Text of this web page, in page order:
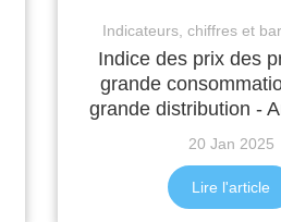
Indicateurs, chiffres et
Indice des prix des
grande
grande distribution -
20 Jan 2025
Lire l'article